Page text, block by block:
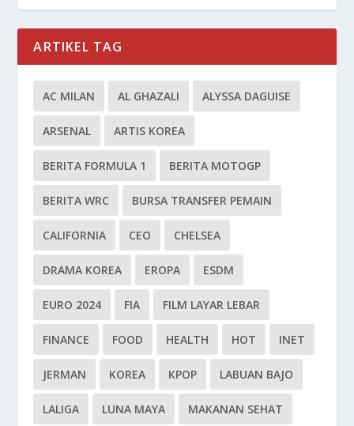
ARTIKEL TAG
AC MILAN AL GHAZALI ALYSSA DAGUISE
ARSENAL ARTIS KOREA
BERITA FORMULA 1 BERITA MOTOGP
BERITA WRC BURSA TRANSFER PEMAIN
CALIFORNIA CEO CHELSEA
DRAMA KOREA EROPA ESDM
EURO 2024 FIA FILM LAYAR LEBAR
FINANCE FOOD HEALTH HOT INET
JERMAN KOREA KPOP LABUAN BAJO
LALIGA LUNA MAYA MAKANAN SEHAT